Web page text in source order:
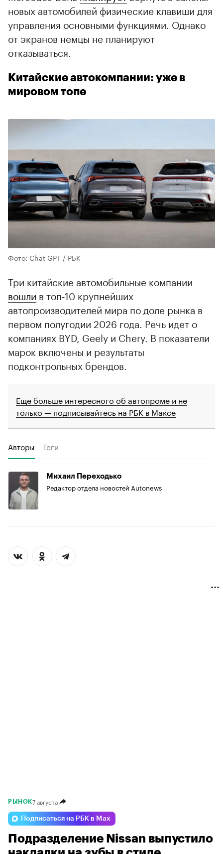
новых автомобилей физические клавиши для
управления основными функциями. Однако
от экранов немцы не планируют
отказываться.
Китайские автокомпании: уже в
мировом топе
Фото: Chat GPT / РБК
Три китайские автомобильные компании
вошли в топ‑10 крупнейших
автопроизводителей мира по доле рынка в
первом полугодии 2026 года. Речь идет о
компаниях BYD, Geely и Chery. В показатели
марок включены и результаты
подконтрольных брендов.
Еще больше интересного об автопроме и не
только — подписывайтесь на РБК в Максе
Авторы Теги
Михаил Переходько
Редактор отдела новостей Autonews
РЫНОК7 августа
Подписаться на РБК в Max
Подразделение Nissan выпустило